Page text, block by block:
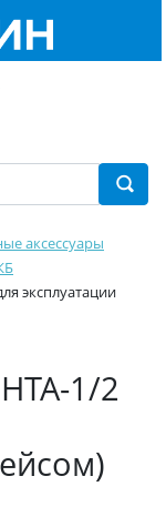
аксессуары
эксплуатации
1/2